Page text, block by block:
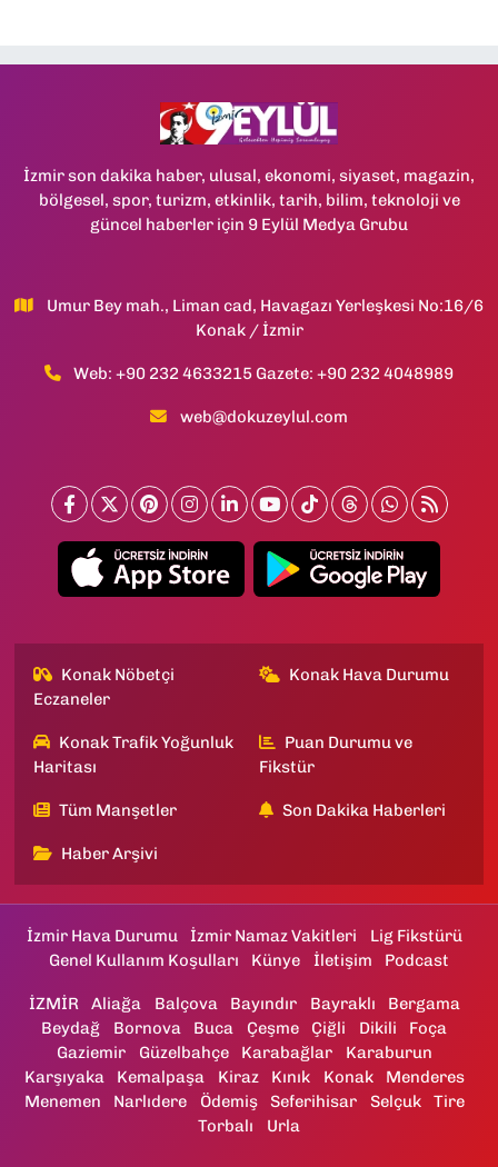
İzmir son dakika haber, ulusal, ekonomi, siyaset, magazin,
bölgesel, spor, turizm, etkinlik, tarih, bilim, teknoloji ve
güncel haberler için 9 Eylül Medya Grubu
Umur Bey mah., Liman cad, Havagazı Yerleşkesi No:16/6
Konak / İzmir
Web: +90 232 4633215 Gazete: +90 232 4048989
web@dokuzeylul.com
Konak Nöbetçi
Eczaneler
Konak Hava Durumu
Konak Trafik Yoğunluk
Haritası
Puan Durumu ve
Fikstür
Tüm Manşetler Son Dakika Haberleri
Haber Arşivi
İzmir Hava Durumu İzmir Namaz Vakitleri
Lig Fikstürü
Genel Kullanım Koşulları
Künye İletişim Podcast
İZMİR Aliağa Balçova Bayındır Bayraklı
Bergama
Beydağ
Bornova Buca Çeşme Çiğli Dikili
Foça
Gaziemir
Güzelbahçe Karabağlar
Karaburun
Karşıyaka
Kemalpaşa Kiraz Kınık Konak
Menderes
Menemen
Narlıdere Ödemiş Seferihisar Selçuk
Tire
Torbalı
Urla